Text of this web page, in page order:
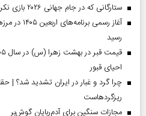
ستارگانی که در جام جهانی ۲۰۲۶ بازی نکردند
رسید
احیای قبور
چرا گرد و غبار در ایران تشدید شد؟ |
ریزگردهاست
مجازات سنگین برای آدم‌ربایان گوش‌بر